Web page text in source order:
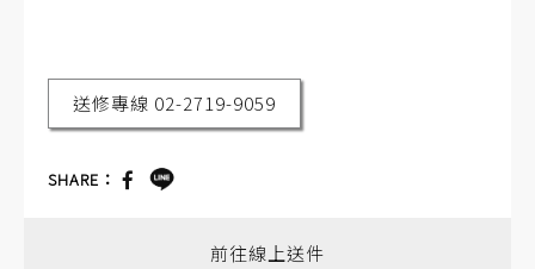
送修專線 02-2719-9059
SHARE：
前往線上送件